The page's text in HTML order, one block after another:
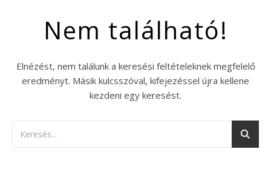
Nem található!
Elnézést, nem találunk a keresési feltételeknek megfelelő
eredményt. Másik kulcsszóval, kifejezéssel újra kellene
kezdeni egy keresést.